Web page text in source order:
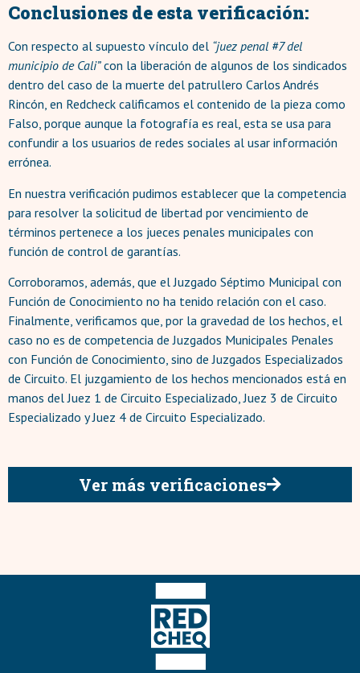
Conclusiones de esta verificación:
Con respecto al supuesto vínculo del “juez penal #7 del
municipio de Cali”con la liberación de algunos de los sindicados
dentro del caso de la muerte del patrullero Carlos Andrés
Rincón, en Redcheck calificamos el contenido de la pieza como
Falso, porque aunque la fotografía es real, esta se usa para
confundir a los usuarios de redes sociales al usar información
errónea.
En nuestra verificación pudimos establecer que la competencia
para resolver la solicitud de libertad por vencimiento de
términos pertenece a los jueces penales municipales con
función de control de garantías.
Corroboramos, además, que el Juzgado Séptimo Municipal con
Función de Conocimiento no ha tenido relación con el caso.
Finalmente, verificamos que, por la gravedad de los hechos, el
caso no es de competencia de Juzgados Municipales Penales
con Función de Conocimiento, sino de Juzgados Especializados
de Circuito. El juzgamiento de los hechos mencionados está en
manos del Juez 1 de Circuito Especializado, Juez 3 de Circuito
Especializado y Juez 4 de Circuito Especializado.
Ver más verificaciones